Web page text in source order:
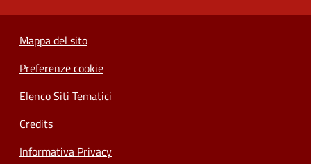
Mappa del sito
Preferenze cookie
Elenco Siti Tematici
Credits
Informativa Privacy